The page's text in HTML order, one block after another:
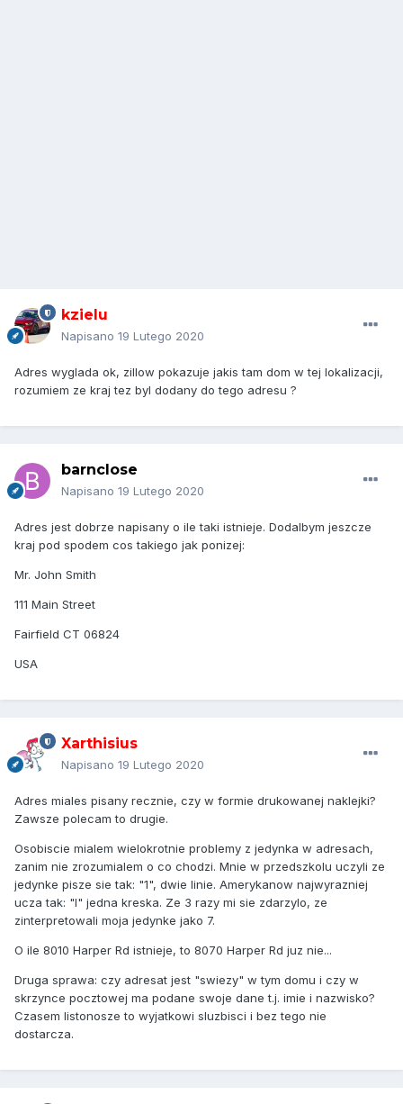
kzielu
Napisano 19 Lutego 2020
Adres wyglada ok, zillow pokazuje jakis tam dom w tej lokalizacji,
rozumiem ze kraj tez byl dodany do tego adresu ?
barnclose
Napisano 19 Lutego 2020
Adres jest dobrze napisany o ile taki istnieje. Dodalbym jeszcze
kraj pod spodem cos takiego jak ponizej:
Mr. John Smith
111 Main Street
Fairfield CT 06824
USA
Xarthisius
Napisano 19 Lutego 2020
Adres miales pisany recznie, czy w formie drukowanej naklejki?
Zawsze polecam to drugie.
Osobiscie mialem wielokrotnie problemy z jedynka w adresach,
zanim nie zrozumialem o co chodzi. Mnie w przedszkolu uczyli ze
jedynke pisze sie tak: "1", dwie linie. Amerykanow najwyrazniej
ucza tak: "I" jedna kreska. Ze 3 razy mi sie zdarzylo, ze
zinterpretowali moja jedynke jako 7.
O ile 8010 Harper Rd istnieje, to 8070 Harper Rd juz nie...
Druga sprawa: czy adresat jest "swiezy" w tym domu i czy w
skrzynce pocztowej ma podane swoje dane t.j. imie i nazwisko?
Czasem listonosze to wyjatkowi sluzbisci i bez tego nie
dostarcza.